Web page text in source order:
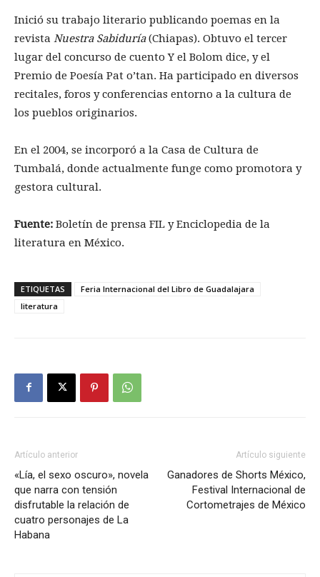
Inició su trabajo literario publicando poemas en la
revista Nuestra Sabiduría(Chiapas). Obtuvo el tercer
lugar del concurso de cuento Y el Bolom dice, y el
Premio de Poesía Pat o’tan. Ha participado en diversos
recitales, foros y conferencias entorno a la cultura de
los pueblos originarios.
En el 2004, se incorporó a la Casa de Cultura de
Tumbalá, donde actualmente funge como promotora y
gestora cultural.
Fuente: Boletín de prensa FIL y Enciclopedia de la
literatura en México.
ETIQUETAS
Feria Internacional del Libro de Guadalajara
literatura
Artículo anterior
«Lía, el sexo oscuro», novela
que narra con tensión
disfrutable la relación de
cuatro personajes de La
Habana
Artículo siguiente
Ganadores de Shorts México,
Festival Internacional de
Cortometrajes de México